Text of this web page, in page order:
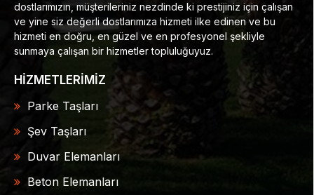
dostlarımızın, müşterileriniz nezdinde ki prestijiniz için çalışan
ve yine siz değerli dostlarımıza hizmeti ilke edinen ve bu
hizmeti en doğru, en güzel ve en profesyonel şekliyle
sunmaya çalışan bir hizmetler topluluğuyuz.
HİZMETLERİMİZ
Parke Taşları
Şev Taşları
Duvar Elemanları
Beton Elemanları